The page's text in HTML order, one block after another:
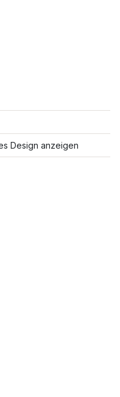
Design anzeigen